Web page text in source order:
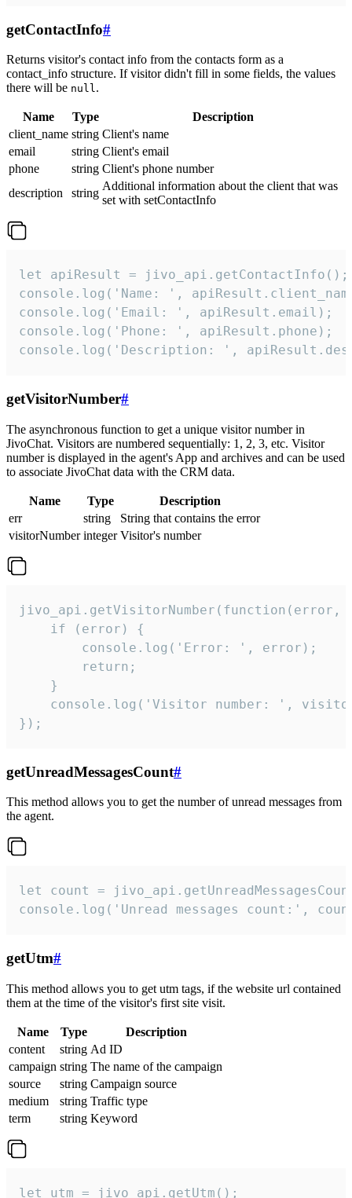
getContactInfo#
Returns visitor's contact info from the contacts form as a
contact_info structure. If visitor didn't fill in some fields, the values
there will be null.
Name Type
Description
client_name string Client's name
email
string Client's email
phone
string Client's phone number
description
string
Additional information about the client that was
set with setContactInfo
let apiResult = jivo_api.getContactInfo();
console.log('Name: ',
console.log('Email: ', apiResult.email);
console.log('Phone: ', apiResult.phone);
console.log('Description: ',
getVisitorNumber#
The asynchronous function to get a unique visitor number in
JivoChat. Visitors are numbered sequentially: 1, 2, 3, etc. Visitor
number is displayed in the agent's App and archives and can be used
to associate JivoChat data with the CRM data.
Name Type
Description
err
string
String that contains the error
visitorNumber integer Visitor's number
jivo_api.getVisitorNumber(function(error,
    if (error) {
        console.log('Error: ', error);
        return;
    }
console.log('Visitor number: ',
});
getUnreadMessagesCount#
This method allows you to get the number of unread messages from
the agent.
let count =
console.log('Unread messages count:',
getUtm#
This method allows you to get utm tags, if the website url contained
them at the time of the visitor's first site visit.
Name Type
Description
content
string Ad ID
campaign string The name of the campaign
source
string Campaign source
medium
string Traffic type
term
string Keyword
let utm = jivo_api.getUtm();